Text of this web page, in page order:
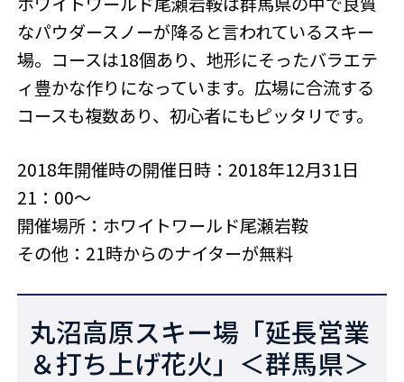
なパウダースノーが降ると言われているスキー
場。コースは18個あり、地形にそったバラエテ
ィ豊かな作りになっています。広場に合流する
コースも複数あり、初心者にもピッタリです。
2018年開催時の開催日時：2018年12月31日
21：00～
開催場所：ホワイトワールド尾瀬岩鞍
その他：21時からのナイターが無料
丸沼高原スキー場「延長営業
＆打ち上げ花火」＜群馬県＞